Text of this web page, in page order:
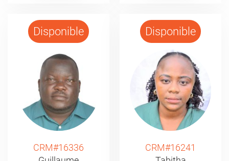
Disponible
CRM#16336
Disponible
CRM#16241